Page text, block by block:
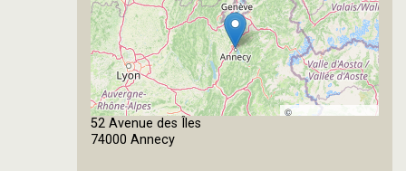
©
52 Avenue des Îles
74000 Annecy